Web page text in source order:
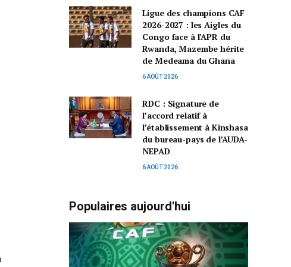
Ligue des champions CAF
2026-2027 : les Aigles du
Congo face à l’APR du
Rwanda, Mazembe hérite
de Medeama du Ghana
6 AOÛT 2026
RDC : Signature de
l’accord relatif à
l’établissement à Kinshasa
du bureau-pays de l’AUDA-
NEPAD
6 AOÛT 2026
Populaires aujourd'hui